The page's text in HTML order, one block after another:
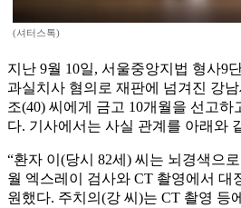
(셔터스톡)
지난 9월 10일, 서울중앙지법 형사9
과실치사 혐의로 재판에 넘겨진 강
조(40) 씨에게 금고 10개월을 선고하
다. 기사에서는 사실 관계를 아래와
“환자 이(당시 82세) 씨는 뇌경색으
월 엑스레이 검사와 CT 촬영에서 대
원했다. 주치의(강 씨)는 CT 촬영 등